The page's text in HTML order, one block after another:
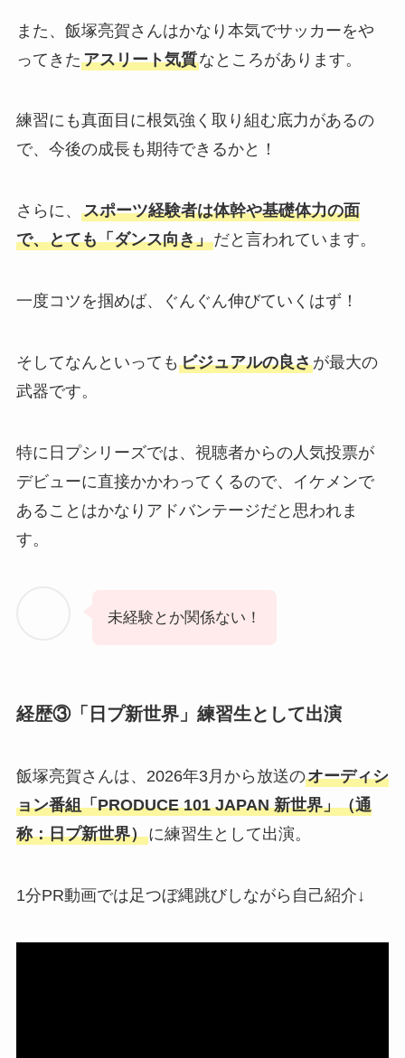
また、飯塚亮賀さんはかなり本気でサッカーをや
ってきたアスリート気質なところがあります。
練習にも真面目に根気強く取り組む底力があるの
で、今後の成長も期待できるかと！
さらに、 スポーツ経験者は体幹や基礎体力の面
で、とても「ダンス向き」だと言われています。
一度コツを掴めば、ぐんぐん伸びていくはず！
そしてなんといっても ビジュアルの良さが最大の
武器です。
特に日プシリーズでは、視聴者からの人気投票が
デビューに直接かかわってくるので、イケメンで
あることはかなりアドバンテージだと思われま
す。
未経験とか関係ない！
経歴③「日プ新世界」練習生として出演
飯塚亮賀さんは、2026年3月から放送のオーディシ
ョン番組「PRODUCE 101 JAPAN 新世界」（通
称：日プ新世界）に練習生として出演。
1分PR動画では足つぼ縄跳びしながら自己紹介↓